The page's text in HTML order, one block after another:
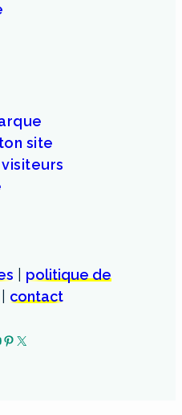
site
politique de
contact
Pinterest
X